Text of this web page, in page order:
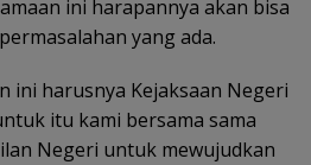
ini harapannya akan bisa
yang ada.
ini harusnya Kejaksaan Negeri
itu kami bersama sama
Negeri untuk mewujudkan